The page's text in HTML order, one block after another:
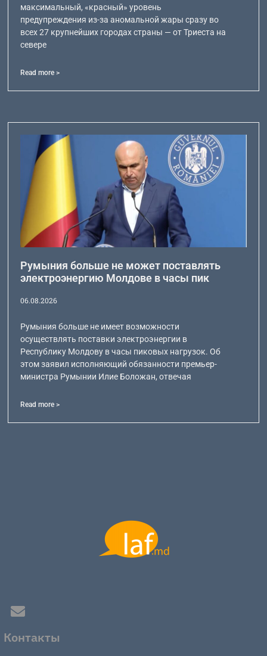
максимальный, «красный» уровень
предупреждения из-за аномальной жары сразу во
всех 27 крупнейших городах страны — от Триеста на
севере
Read more >
Румыния больше не может поставлять
электроэнергию Молдове в часы пик
06.08.2026
Румыния больше не имеет возможности
осуществлять поставки электроэнергии в
Республику Молдову в часы пиковых нагрузок. Об
этом заявил исполняющий обязанности премьер-
министра Румынии Илие Боложан, отвечая
Read more >
Контакты